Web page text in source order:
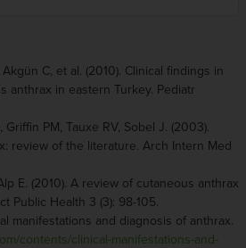
C, et al. (2010). Clinical findings in
anthrax in eastern Turkey. Pediatr
PM, Tauxe RV, Sobel J. (2003).
review of the literature. Arch Intern Med
E. (2010). A review of cutaneous anthrax
Public Health 3 (3): 98-105.
manifestations and diagnosis of anthrax.
contents/clinical-manifestations-and-